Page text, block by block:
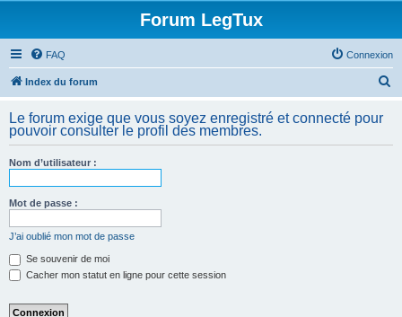
Forum LegTux
FAQ Connexion
Index du forum
h
Le forum exige que vous soyez enregistré et connecté pour
pouvoir consulter le profil des membres.
Nom d’utilisateur :
Mot de passe :
J’ai oublié mon mot de passe
Se souvenir de moi
Cacher mon statut en ligne pour cette session